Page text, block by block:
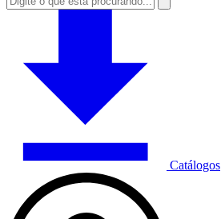
Catálogos